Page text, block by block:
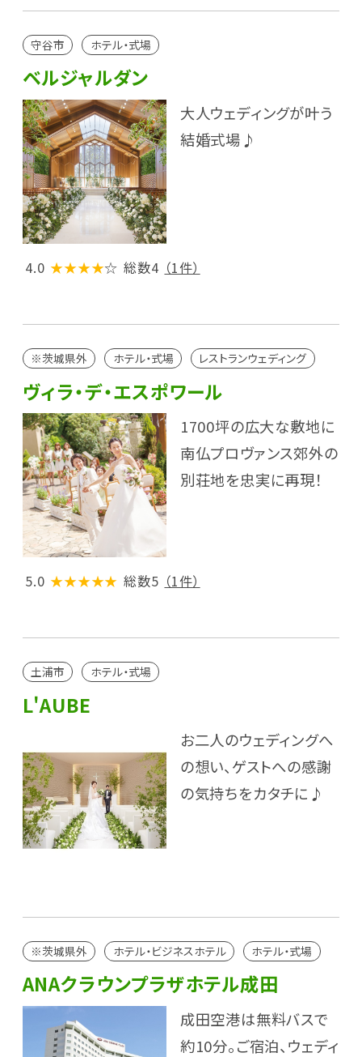
守谷市 ホテル・式場
ベルジャルダン
大人ウェディングが叶う
結婚式場♪
4.0 ★★★★☆ 総数4 （1件）
※茨城県外 ホテル・式場 レストランウェディング
ヴィラ・デ・エスポワール
1700坪の広大な敷地に
南仏プロヴァンス郊外の
別荘地を忠実に再現！
5.0 ★★★★★ 総数5 （1件）
土浦市 ホテル・式場
L'AUBE
お二人のウェディングへ
の想い、ゲストへの感謝
の気持ちをカタチに♪
※茨城県外 ホテル・ビジネスホテル ホテル・式場
ANAクラウンプラザホテル成田
成田空港は無料バスで
約10分。ご宿泊、ウェディ